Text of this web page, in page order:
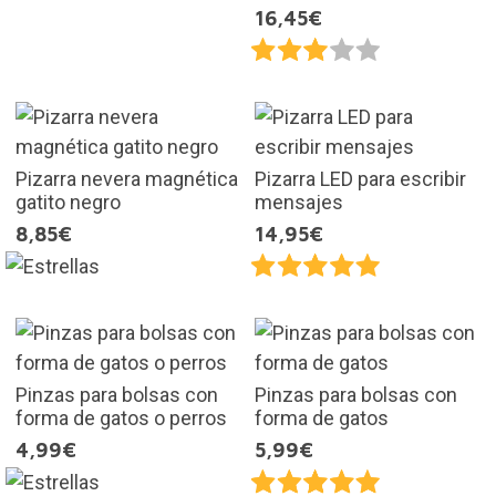
16,45€
Pizarra nevera magnética
gatito negro
8,85€
Pizarra LED para escribir
mensajes
14,95€
Pinzas para bolsas con
forma de gatos o perros
4,99€
Pinzas para bolsas con
forma de gatos
5,99€